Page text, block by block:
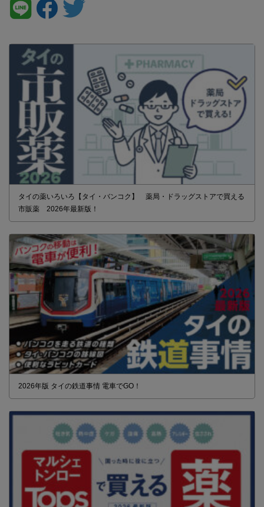
タイの薬いろいろ【タイ・バンコク】 薬局・ドラッグストアで買える
市販薬 2026年最新版！
2026年版 タイの鉄道事情 電車でGO！